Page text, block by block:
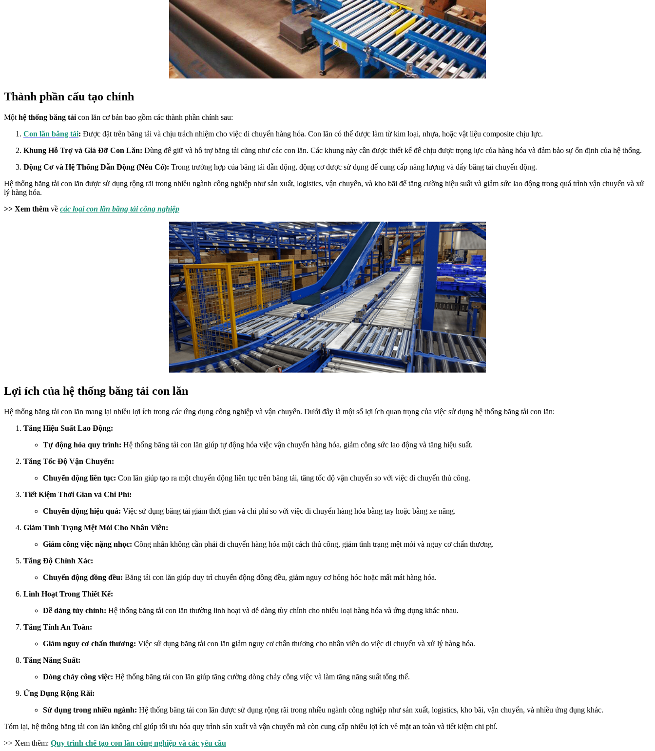
Thành phần cấu tạo chính
Một hệ thống băng tải con lăn cơ bản bao gồm các thành phần chính sau:
Con lăn băng tải: Được đặt trên băng tải và chịu trách nhiệm cho việc di chuyển hàng hóa. Con lăn có thể được làm từ kim loại, nhựa, hoặc vật liệu composite chịu lực.
Khung Hỗ Trợ và Giá Đỡ Con Lăn: Dùng để giữ và hỗ trợ băng tải cũng như các con lăn. Các khung này cần được thiết kế để chịu được trọng lực của hàng hóa và đảm bảo sự ổn định của hệ thống.
Động Cơ và Hệ Thống Dẫn Động (Nếu Có): Trong trường hợp của băng tải dẫn động, động cơ được sử dụng để cung cấp năng lượng và đẩy băng tải chuyển động.
Hệ thống băng tải con lăn được sử dụng rộng rãi trong nhiều ngành công nghiệp như sản xuất, logistics, vận chuyển, và kho bãi để tăng cường hiệu suất và giảm sức lao động trong quá trình vận chuyển và xử
lý hàng hóa.
>> Xem thêm về các loại con lăn băng tải công nghiệp
Lợi ích của hệ thống băng tải con lăn
Hệ thống băng tải con lăn mang lại nhiều lợi ích trong các ứng dụng công nghiệp và vận chuyển. Dưới đây là một số lợi ích quan trọng của việc sử dụng hệ thống băng tải con lăn:
Tăng Hiệu Suất Lao Động:
Tự động hóa quy trình: Hệ thống băng tải con lăn giúp tự động hóa việc vận chuyển hàng hóa, giảm công sức lao động và tăng hiệu suất.
Tăng Tốc Độ Vận Chuyển:
Chuyển động liên tục: Con lăn giúp tạo ra một chuyển động liên tục trên băng tải, tăng tốc độ vận chuyển so với việc di chuyển thủ công.
Tiết Kiệm Thời Gian và Chi Phí:
Chuyển động hiệu quả: Việc sử dụng băng tải giảm thời gian và chi phí so với việc di chuyển hàng hóa bằng tay hoặc bằng xe nâng.
Giảm Tình Trạng Mệt Mỏi Cho Nhân Viên:
Giảm công việc nặng nhọc: Công nhân không cần phải di chuyển hàng hóa một cách thủ công, giảm tình trạng mệt mỏi và nguy cơ chấn thương.
Tăng Độ Chính Xác:
Chuyển động đồng đều: Băng tải con lăn giúp duy trì chuyển động đồng đều, giảm nguy cơ hỏng hóc hoặc mất mát hàng hóa.
Linh Hoạt Trong Thiết Kế:
Dễ dàng tùy chỉnh: Hệ thống băng tải con lăn thường linh hoạt và dễ dàng tùy chỉnh cho nhiều loại hàng hóa và ứng dụng khác nhau.
Tăng Tính An Toàn:
Giảm nguy cơ chấn thương: Việc sử dụng băng tải con lăn giảm nguy cơ chấn thương cho nhân viên do việc di chuyển và xử lý hàng hóa.
Tăng Năng Suất:
Dòng chảy công việc: Hệ thống băng tải con lăn giúp tăng cường dòng chảy công việc và làm tăng năng suất tổng thể.
Ứng Dụng Rộng Rãi:
Sử dụng trong nhiều ngành: Hệ thống băng tải con lăn được sử dụng rộng rãi trong nhiều ngành công nghiệp như sản xuất, logistics, kho bãi, vận chuyển, và nhiều ứng dụng khác.
Tóm lại, hệ thống băng tải con lăn không chỉ giúp tối ưu hóa quy trình sản xuất và vận chuyển mà còn cung cấp nhiều lợi ích về mặt an toàn và tiết kiệm chi phí.
>> Xem thêm: Quy trình chế tạo con lăn công nghiệp và các yêu cầu